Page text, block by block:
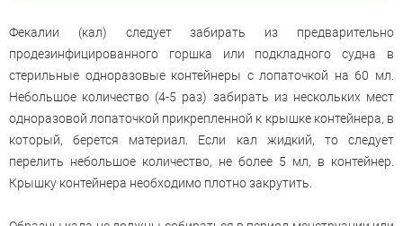
Фекалии (кал) следует забирать из предварительно
продезинфицированного горшка или подкладного судна в
стерильные одноразовые контейнеры с лопаточкой на 60 мл.
Небольшое количество (4-5 раз) забирать из нескольких мест
одноразовой лопаточкой прикрепленной к крышке контейнера, в
который, берется материал. Если кал жидкий, то следует
перелить небольшое количество, не более 5 мл, в контейнер.
Крышку контейнера необходимо плотно закрутить.